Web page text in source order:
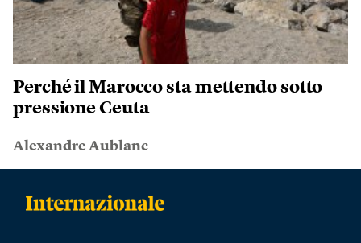
Perché il Marocco sta mettendo sotto
pressione Ceuta
Alexandre Aublanc